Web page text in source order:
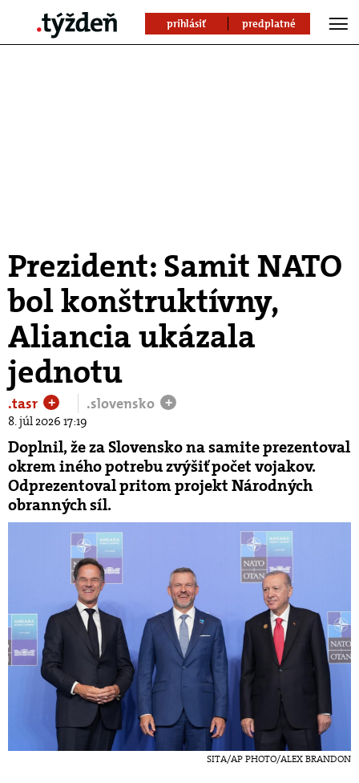
prihlásiť predplatné
Prezident: Samit NATO
bol konštruktívny,
Aliancia ukázala
jednotu
.tasr + .slovensko +
8. júl 2026 17:19
Doplnil, že za Slovensko na samite prezentoval
okrem iného potrebu zvýšiť počet vojakov.
Odprezentoval pritom projekt Národných
obranných síl.
SITA/AP PHOTO/ALEX BRANDON